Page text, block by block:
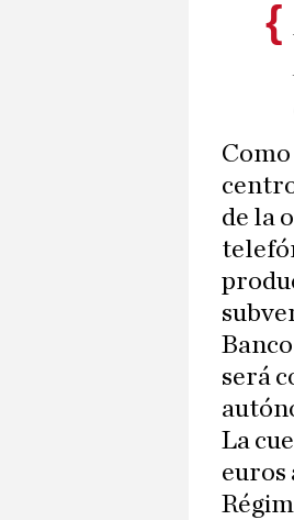
de la
será
La
euros